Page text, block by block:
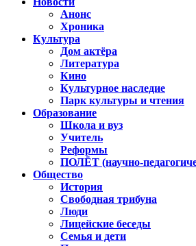
Анонс
Хроника
Культура
Дом актёра
Литература
Кино
Культурное наследие
Парк культуры и чтения
Образование
Школа и вуз
Учитель
Реформы
ПОЛЁТ (научно-
Общество
История
Свободная трибуна
Люди
Лицейские беседы
Семья и дети